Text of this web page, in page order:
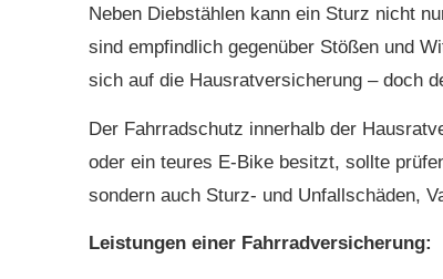
Neben Diebstählen kann ein Sturz nicht
sind empfindlich gegenüber Stößen und
sich auf die Haus­rat­ver­si­che­rung – doch
Der Fahrradschutz innerhalb der
oder ein teures E-Bike besitzt, sollte
sondern auch Sturz- und Unfallschäden,
Leistungen einer Fahrradversicherung: